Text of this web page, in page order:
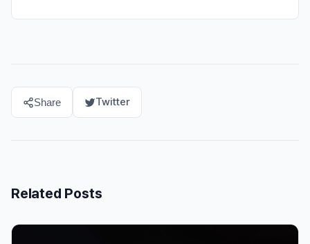
Share Twitter
Related Posts